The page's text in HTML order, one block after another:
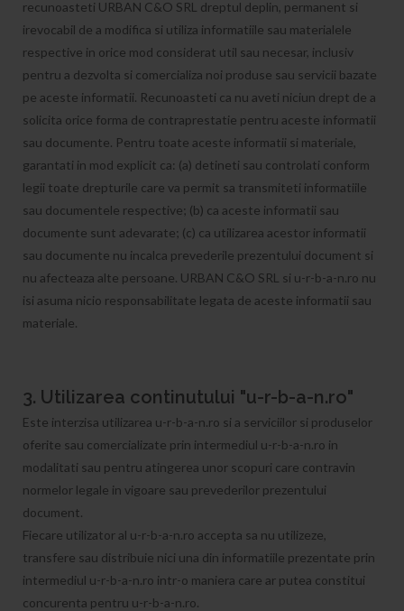
recunoasteti URBAN C&O SRL dreptul deplin, permanent si
irevocabil de a modifica si utiliza informatiile sau materialele
respective in orice mod considerat util sau necesar, inclusiv
pentru a dezvolta si comercializa noi produse sau servicii bazate
pe aceste informatii. Recunoasteti ca nu aveti niciun drept de a
solicita orice forma de contraprestatie pentru aceste informatii
sau documente. Pentru toate aceste informatii si materiale,
garantati in mod explicit ca: (a) detineti sau controlati conform
legii toate drepturile care va permit sa transmiteti informatiile
sau documentele respective; (b) ca aceste informatii sau
documente sunt adevarate; (c) ca utilizarea acestor informatii
sau documente nu incalca prevederile prezentului document si
nu afecteaza alte persoane. URBAN C&O SRL si u-r-b-a-n.ro nu
isi asuma nicio responsabilitate legata de aceste informatii sau
materiale.
3. Utilizarea continutului "u-r-b-a-n.ro"
Este interzisa utilizarea u-r-b-a-n.ro si a serviciilor si produselor
oferite sau comercializate prin intermediul u-r-b-a-n.ro in
modalitati sau pentru atingerea unor scopuri care contravin
normelor legale in vigoare sau prevederilor prezentului
document.
Fiecare utilizator al u-r-b-a-n.ro accepta sa nu utilizeze,
transfere sau distribuie nici una din informatiile prezentate prin
intermediul u-r-b-a-n.ro intr-o maniera care ar putea constitui
concurenta pentru u-r-b-a-n.ro.